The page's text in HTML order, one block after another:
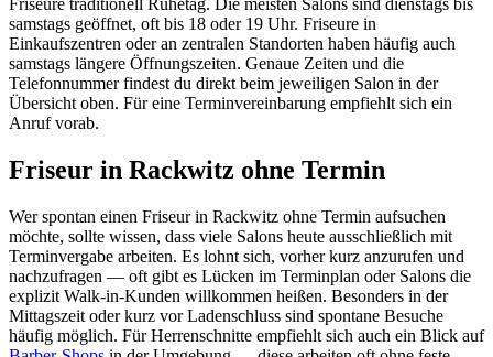
Friseure traditionell Ruhetag. Die meisten Salons sind dienstags bis
samstags geöffnet, oft bis 18 oder 19 Uhr. Friseure in
Einkaufszentren oder an zentralen Standorten haben häufig auch
samstags längere Öffnungszeiten. Genaue Zeiten und die
Telefonnummer findest du direkt beim jeweiligen Salon in der
Übersicht oben. Für eine Terminvereinbarung empfiehlt sich ein
Anruf vorab.
Friseur in Rackwitz ohne Termin
Wer spontan einen Friseur in Rackwitz ohne Termin aufsuchen
möchte, sollte wissen, dass viele Salons heute ausschließlich mit
Terminvergabe arbeiten. Es lohnt sich, vorher kurz anzurufen und
nachzufragen — oft gibt es Lücken im Terminplan oder Salons die
explizit Walk-in-Kunden willkommen heißen. Besonders in der
Mittagszeit oder kurz vor Ladenschluss sind spontane Besuche
häufig möglich. Für Herrenschnitte empfiehlt sich auch ein Blick auf